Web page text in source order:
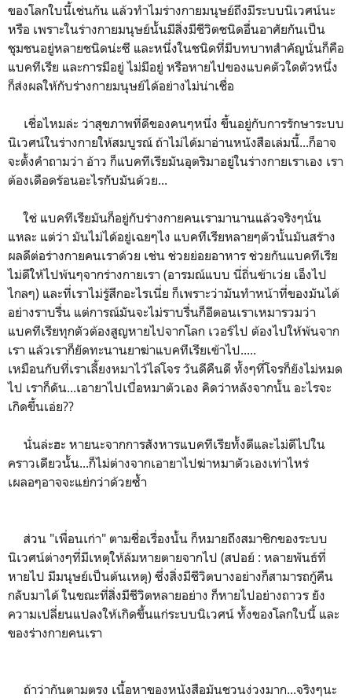
ของโลกใบนี้เช่นกัน แล้วทำไมร่างกายมนุษย์ถึงมีระบบนิเวศน์นะ
หรือ เพราะในร่างกายมนุษย์นั้นมีสิ่งมีชีวิตชนิดอื่นอาศัยกันเป็น
ชุมชนอยู่หลายชนิดน่ะซี และหนึ่งในชนิดที่มีบทบาทสำคัญนั่นก็คือ
แบคทีเรีย และการมีอยู่ ไม่มีอยู่ หรือหายไปของแบคตัวใดตัวหนึ่ง
ก็ส่งผลให้กับร่างกายมนุษย์ได้อย่างไม่น่าเชื่อ
เชื่อไหมล่ะ ว่าสุขภาพที่ดีของคนๆหนึ่ง ขึ้นอยู่กับการรักษาระบบ
นิเวศน์ในร่างกายให้สมบูรณ์ ถ้าไม่ได้มาอ่านหนังสือเล่มนี้...ก็อาจ
จะตั้งคำถามว่า อ้าว ก็แบคทีเรียมันอุตริมาอยู่ในร่างกายเราเอง เรา
ต้องเดือดร้อนอะไรกับมันด้วย...
ใช่ แบคทีเรียมันก็อยู่กับร่างกายคนเรามานานแล้วจริงๆนั่น
แหละ แต่ว่า มันไม่ได้อยู่เฉยๆไง แบคทีเรียหลายๆตัวนั้นมันสร้าง
ผลดีต่อร่างกายคนเราด้วย เช่น ช่วยย่อยอาหาร ช่วยกันแบคทีเรีย
ไม่ดีให้ไปพ้นๆจากร่างกายเรา (อารมณ์แบบ นี่ถิ่นข้าเว่ย เอ็งไป
ไกลๆ) และที่เราไม่รู้สึกอะไรเนี่ย ก็เพราะว่ามันทำหน้าที่ของมันได้
อย่างราบรื่น แต่การณ์มันจะไม่ราบรื่นก็อีตอนเราเหมารวมว่า
แบคทีเรียทุกตัวต้องสูญหายไปจากโลก เวอร์ไป ต้องไปให้พ้นจาก
เรา แล้วเราก็ยัดทะนานยาฆ่าแบคทีเรียเข้าไป.....
เหมือนกับที่เราเลี้ยงหมาไว้ไล่โจร วันดีคืนดี ทั้งๆที่โจรก็ยังไม่หมด
ไป เราก็ดัน...เอายาไปเบื่อหมาตัวเอง คิดว่าหลังจากนั้น อะไรจะ
เกิดขึ้นเอ่ย??
นั่นล่ะฮะ หายนะจากการสังหารแบคทีเรียทั้งดีและไม่ดีไปใน
คราวเดียวนั้น...ก็ไม่ต่างจากเอายาไปฆ่าหมาตัวเองเท่าไหร่
เผลอๆอาจจะแย่กว่าด้วยซ้ำ
ส่วน "เพื่อนเก่า" ตามชื่อเรื่องนั้น ก็หมายถึงสมาชิกของระบบ
นิเวศน์ต่างๆที่มีเหตุให้ล้มหายตายจากไป (สปอย์ : หลายพันธ์ที่
หายไป มีมนุษย์เป็นต้นเหตุ) ซึ่งสิ่งมีชีวิตบางอย่างก็สามารถกู้คืน
กลับมาได้ ในขณะที่สิ่งมีชีวิตหลายอย่าง ก็หายไปอย่างถาวร ยัง
ความเปลี่ยนแปลงให้เกิดขึ้นแก่ระบบนิเวศน์ ทั้งของโลกใบนี้ และ
ของร่างกายคนเรา
ถ้าว่ากันตามตรง เนื้อหาของหนังสือมันชวนง่วงมาก...จริงๆนะ